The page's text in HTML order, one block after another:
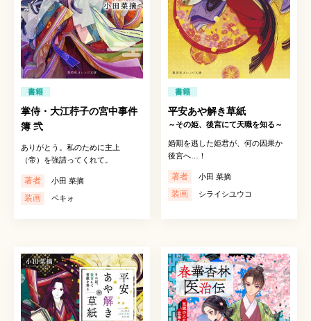
書籍
掌侍・大江荇子の宮中事件
簿 弐
ありがとう。私のために主上
（帝）を強請ってくれて。
著者 小田 菜摘
装画 ペキォ
書籍
平安あや解き草紙
～その姫、後宮にて天職を知る～
婚期を逃した姫君が、何の因果か
後宮へ…！
著者 小田 菜摘
装画 シライシユウコ